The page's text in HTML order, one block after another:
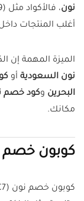
نون
أغلب المنتجات
الميزة المهمة
نون السعودية أو
البحرين وكود خصم
مكانك.
كوبون خصم